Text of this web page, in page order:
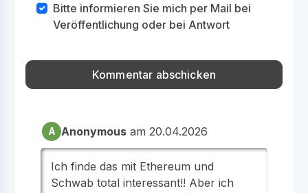
Bitte informieren Sie mich per Mail bei
Veröffentlichung oder bei Antwort
A Anonymous am 20.04.2026
Ich finde das mit Ethereum und
Schwab total interessant!! Aber ich